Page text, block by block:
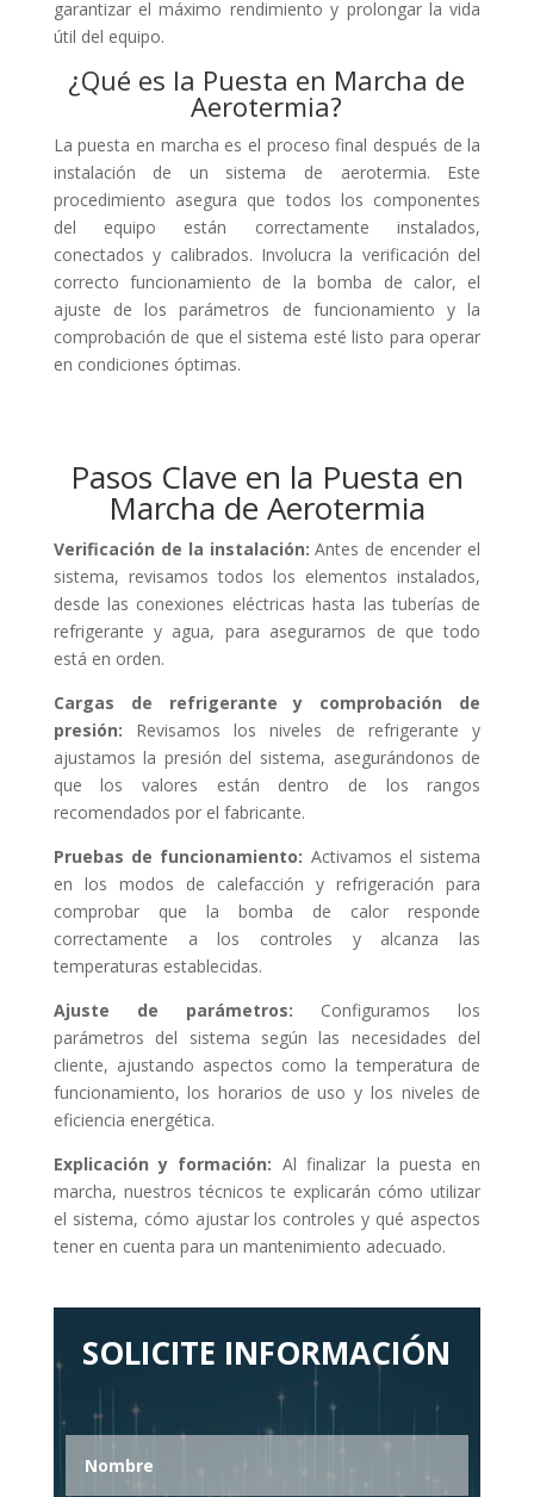
garantizar el máximo rendimiento y prolongar la vida
útil del equipo.
¿Qué es la Puesta en Marcha de
Aerotermia?
La puesta en marcha es el proceso final después de la
instalación de un sistema de aerotermia. Este
procedimiento asegura que todos los componentes
del equipo están correctamente instalados,
conectados y calibrados. Involucra la verificación del
correcto funcionamiento de la bomba de calor, el
ajuste de los parámetros de funcionamiento y la
comprobación de que el sistema esté listo para operar
en condiciones óptimas.
Pasos Clave en la Puesta en
Marcha de Aerotermia
Verificación de la instalación: Antes de encender el
sistema, revisamos todos los elementos instalados,
desde las conexiones eléctricas hasta las tuberías de
refrigerante y agua, para asegurarnos de que todo
está en orden.
Cargas de refrigerante y comprobación de
presión: Revisamos los niveles de refrigerante y
ajustamos la presión del sistema, asegurándonos de
que los valores están dentro de los rangos
recomendados por el fabricante.
Pruebas de funcionamiento: Activamos el sistema
en los modos de calefacción y refrigeración para
comprobar que la bomba de calor responde
correctamente a los controles y alcanza las
temperaturas establecidas.
Ajuste de parámetros: Configuramos los
parámetros del sistema según las necesidades del
cliente, ajustando aspectos como la temperatura de
funcionamiento, los horarios de uso y los niveles de
eficiencia energética.
Explicación y formación: Al finalizar la puesta en
marcha, nuestros técnicos te explicarán cómo utilizar
el sistema, cómo ajustar los controles y qué aspectos
tener en cuenta para un mantenimiento adecuado.
SOLICITE INFORMACIÓN